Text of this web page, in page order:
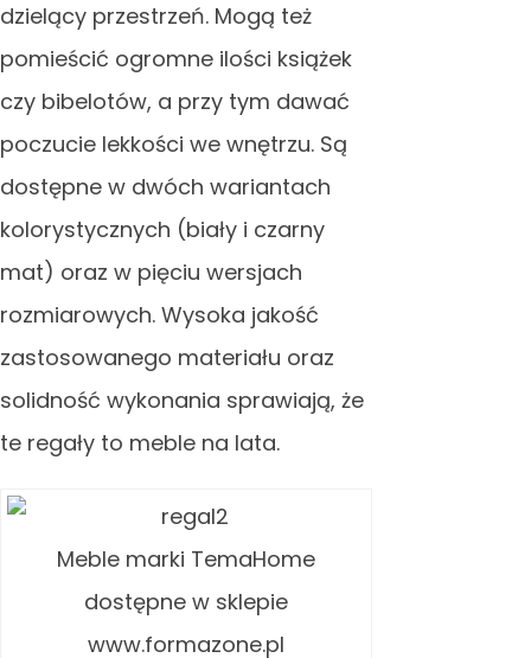
dzielący przestrzeń. Mogą też
pomieścić ogromne ilości książek
czy bibelotów, a przy tym dawać
poczucie lekkości we wnętrzu. Są
dostępne w dwóch wariantach
kolorystycznych (biały i czarny
mat) oraz w pięciu wersjach
rozmiarowych. Wysoka jakość
zastosowanego materiału oraz
solidność wykonania sprawiają, że
te regały to meble na lata.
Meble marki TemaHome
dostępne w sklepie
www.formazone.pl